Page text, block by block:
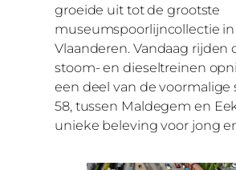
groeide uit tot de grootste
museumspoorlijncollectie in
Vlaanderen. Vandaag rijden
stoom- en dieseltreinen
een deel van de voormalige
58, tussen Maldegem en
unieke beleving voor jong